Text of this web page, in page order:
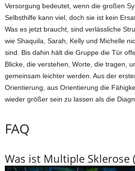
Versorgung bedeutet, wenn die großen
Selbsthilfe kann viel, doch sie ist kein
Was es jetzt braucht, sind verlässliche
wie Shaquila, Sarah, Kelly und Michelle
sind. Bis dahin hält die Gruppe die Tür
Blicke, die verstehen, Worte, die tragen,
gemeinsam leichter werden. Aus der
Orientierung, aus Orientierung die
wieder größer sein zu lassen als die
FAQ
Was ist Multiple Sklerose